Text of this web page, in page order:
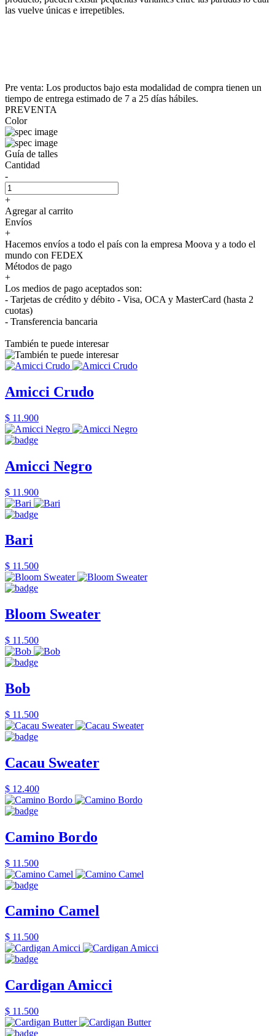
las vuelve únicas e irrepetibles.
Pre venta: Los productos bajo esta modalidad de compra tienen un
tiempo de entrega estimado de 7 a 25 días hábiles.
PREVENTA
Color
Guía de talles
Cantidad
-
+
Agregar al carrito
Envíos
+
Hacemos envíos a todo el país con la empresa Moova y a todo el
mundo con FEDEX
Métodos de pago
+
Los medios de pago aceptados son:
- Tarjetas de crédito y débito - Visa, OCA y MasterCard (hasta 2
cuotas)
- Transferencia bancaria
También te puede interesar
Amicci Crudo
$ 11.900
Amicci Negro
$ 11.900
Bari
$ 11.500
Bloom Sweater
$ 11.500
Bob
$ 11.500
Cacau Sweater
$ 12.400
Camino Bordo
$ 11.500
Camino Camel
$ 11.500
Cardigan Amicci
$ 11.500